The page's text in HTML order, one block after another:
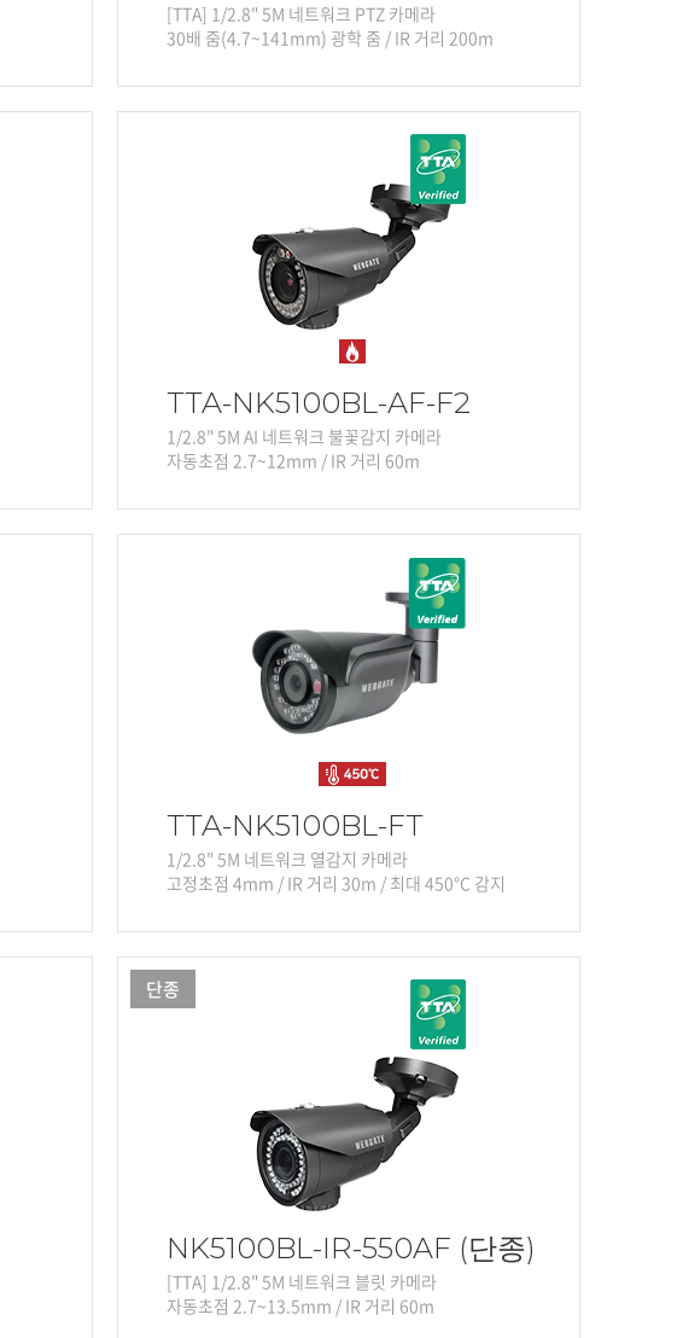
[TTA] 1/2.8" 5M 네트워크 PTZ 카메라
30배 줌(4.7~141mm) 광학 줌 / IR 거리 200m
TTA-NK5100BL-AF-F2
1/2.8" 5M AI 네트워크 불꽃감지 카메라
자동초점 2.7~12mm / IR 거리 60m
TTA-NK5100BL-FT
1/2.8" 5M 네트워크 열감지 카메라
고정초점 4mm / IR 거리 30m / 최대 450℃ 감지
단종
NK5100BL-IR-550AF (단종)
[TTA] 1/2.8" 5M 네트워크 블릿 카메라
자동초점 2.7~13.5mm / IR 거리 60m